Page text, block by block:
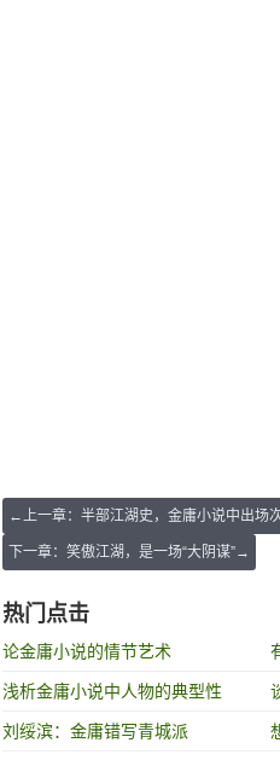
←上一章：半部江湖史，金庸小说中出场
下一章：笑傲江湖，是一场“大阴谋”→
热门点击
论金庸小说的情节艺术
浅析金庸小说中人物的典型性
刘绥滨：金庸错写青城派